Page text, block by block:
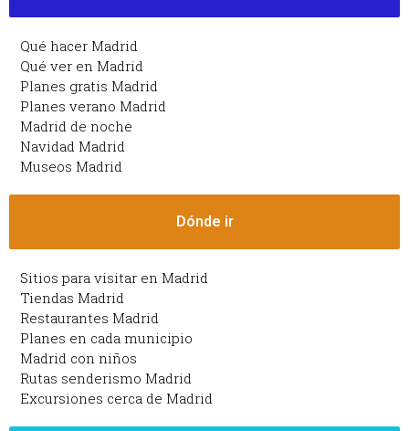
Qué hacer Madrid
Qué ver en Madrid
Planes gratis Madrid
Planes verano Madrid
Madrid de noche
Navidad Madrid
Museos Madrid
Dónde ir
Sitios para visitar en Madrid
Tiendas Madrid
Restaurantes Madrid
Planes en cada municipio
Madrid con niños
Rutas senderismo Madrid
Excursiones cerca de Madrid